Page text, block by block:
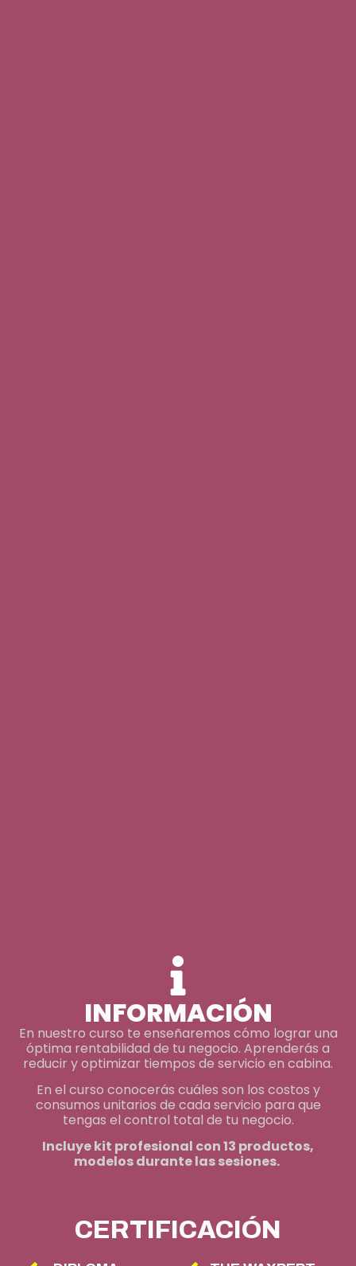
INFORMACIÓN
En nuestro curso te enseñaremos cómo lograr una
óptima rentabilidad de tu negocio. Aprenderás a
reducir y optimizar tiempos de servicio en cabina.
En el curso conocerás cuáles son los costos y
consumos unitarios de cada servicio para que
tengas el control total de tu negocio.
Incluye kit profesional con 13 productos,
modelos durante las sesiones.
CERTIFICACIÓN